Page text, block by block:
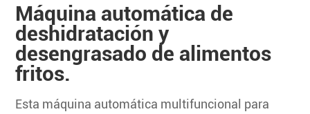
Máquina automática de
deshidratación y
desengrasado de alimentos
fritos.
Esta máquina automática multifuncional para